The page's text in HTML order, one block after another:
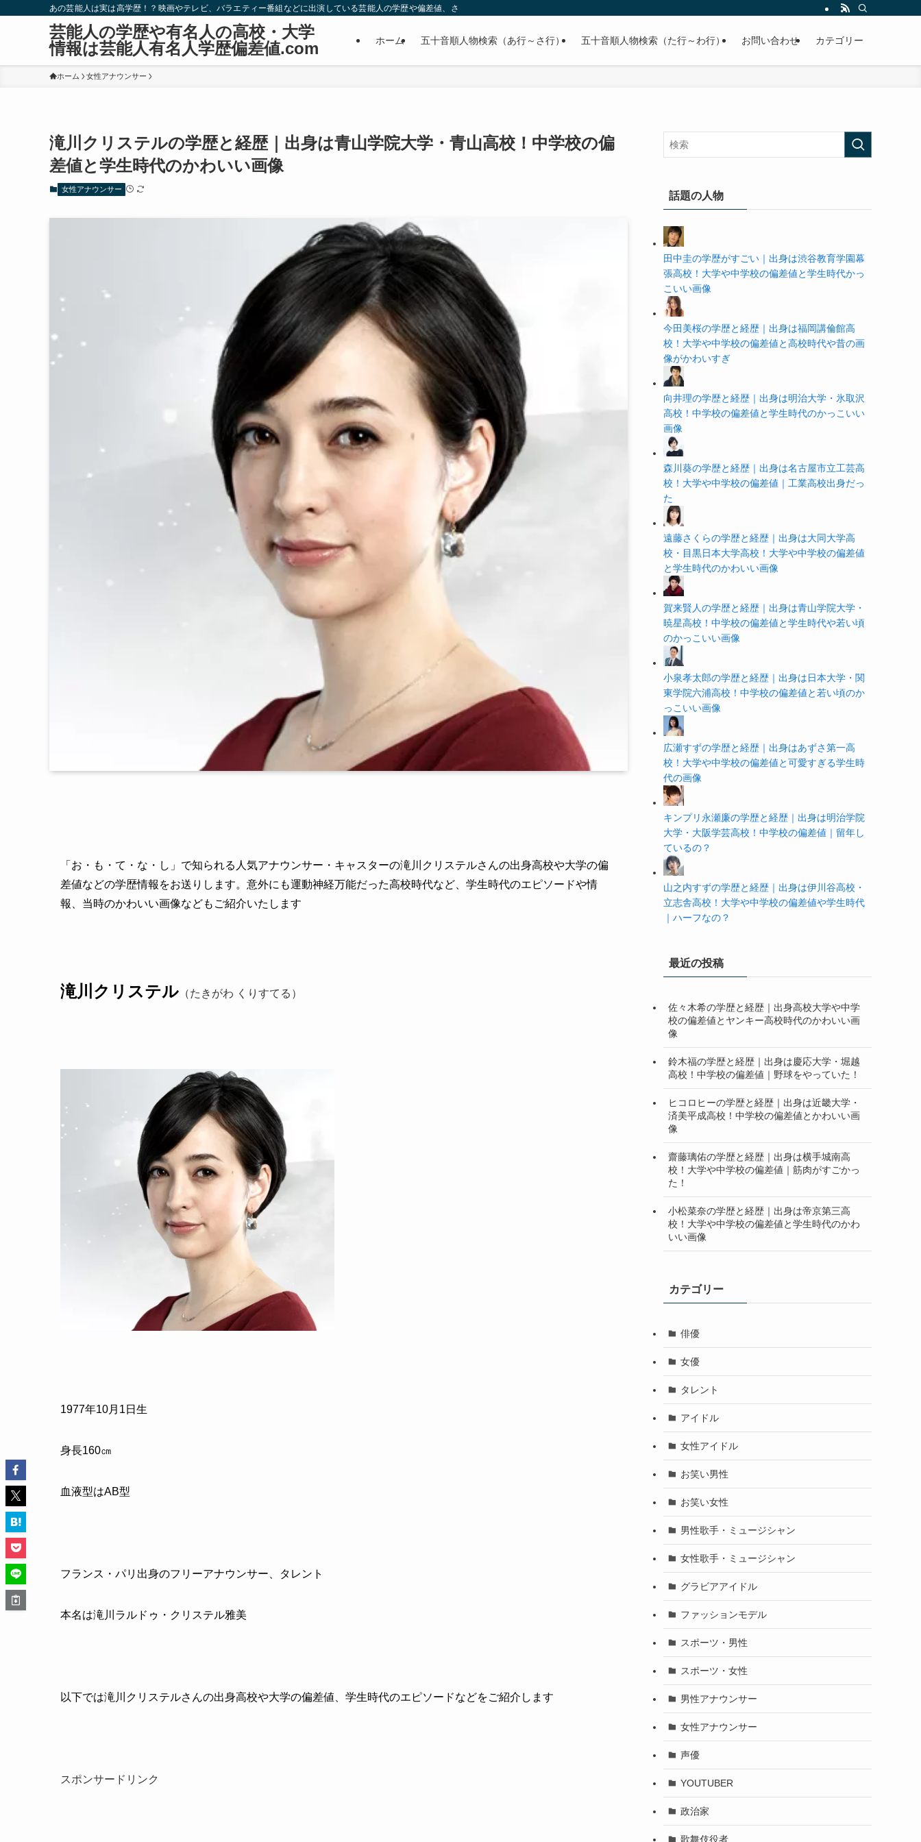
あの芸能人は実は高学歴！？映画やテレビ、バラエティー番組などに出演している芸能人の学歴や偏差値、さらに政治家やスポーツ選手などの有名人の学歴や高校・大学の偏差値まで紹介していきます。
芸能人の学歴や有名人の高校・大学
情報は芸能人有名人学歴偏差値.com
ホーム 五十音順人物検索（あ行～さ行） 五十音順人物検索（た行～わ行） お問い合わせ カテゴリー
ホーム 女性アナウンサー
滝川クリステルの学歴と経歴｜出身は青山学院大学・青山高校！中学校の偏
差値と学生時代のかわいい画像
女性アナウンサー
「お・も・て・な・し」で知られる人気アナウンサー・キャスターの滝川クリステルさんの出身高校や大学の偏
差値などの学歴情報をお送りします。意外にも運動神経万能だった高校時代など、学生時代のエピソードや情
報、当時のかわいい画像などもご紹介いたします
滝川クリステル （たきがわ くりすてる）
1977年10月 1 日生
身長160㎝
血液型はAB型
フランス・パリ出身のフリーアナウンサー、タレント
本名は滝川ラルドゥ・クリステル雅美
以下では滝川クリステルさんの出身高校や大学の偏差値、学生時代のエピソードなどをご紹介します
スポンサードリンク
話題の人物
田中圭の学歴がすごい｜出身は渋谷教育学園幕
張高校！大学や中学校の偏差値と学生時代かっ
こいい画像
今田美桜の学歴と経歴｜出身は福岡講倫館高
校！大学や中学校の偏差値と高校時代や昔の画
像がかわいすぎ
向井理の学歴と経歴｜出身は明治大学・氷取沢
高校！中学校の偏差値と学生時代のかっこいい
画像
森川葵の学歴と経歴｜出身は名古屋市立工芸高
校！大学や中学校の偏差値｜工業高校出身だっ
た
遠藤さくらの学歴と経歴｜出身は大同大学高
校・目黒日本大学高校！大学や中学校の偏差値
と学生時代のかわいい画像
賀来賢人の学歴と経歴｜出身は青山学院大学・
暁星高校！中学校の偏差値と学生時代や若い頃
のかっこいい画像
小泉孝太郎の学歴と経歴｜出身は日本大学・関
東学院六浦高校！中学校の偏差値と若い頃のか
っこいい画像
広瀬すずの学歴と経歴｜出身はあずさ第一高
校！大学や中学校の偏差値と可愛すぎる学生時
代の画像
キンプリ永瀬廉の学歴と経歴｜出身は明治学院
大学・大阪学芸高校！中学校の偏差値｜留年し
ているの？
山之内すずの学歴と経歴｜出身は伊川谷高校・
立志舎高校！大学や中学校の偏差値や学生時代
｜ハーフなの？
最近の投稿
佐々木希の学歴と経歴｜出身高校大学や中学
校の偏差値とヤンキー高校時代のかわいい画
像
鈴木福の学歴と経歴｜出身は慶応大学・堀越
高校！中学校の偏差値｜野球をやっていた！
ヒコロヒーの学歴と経歴｜出身は近畿大学・
済美平成高校！中学校の偏差値とかわいい画
像
齋藤璃佑の学歴と経歴｜出身は横手城南高
校！大学や中学校の偏差値｜筋肉がすごかっ
た！
小松菜奈の学歴と経歴｜出身は帝京第三高
校！大学や中学校の偏差値と学生時代のかわ
いい画像
カテゴリー
俳優
女優
タレント
アイドル
女性アイドル
お笑い男性
お笑い女性
男性歌手・ミュージシャン
女性歌手・ミュージシャン
グラビアアイドル
ファッションモデル
スポーツ・男性
スポーツ・女性
男性アナウンサー
女性アナウンサー
声優
YOUTUBER
政治家
歌舞伎役者